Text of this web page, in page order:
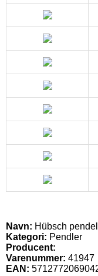
Navn: Hübsch
Kategori: Pendler
Producent:
Varenummer: 41947
EAN: